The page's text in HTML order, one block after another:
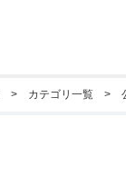
カテゴリ一覧